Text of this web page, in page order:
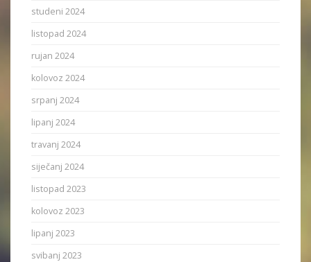
studeni 2024
listopad 2024
rujan 2024
kolovoz 2024
srpanj 2024
lipanj 2024
travanj 2024
siječanj 2024
listopad 2023
kolovoz 2023
lipanj 2023
svibanj 2023